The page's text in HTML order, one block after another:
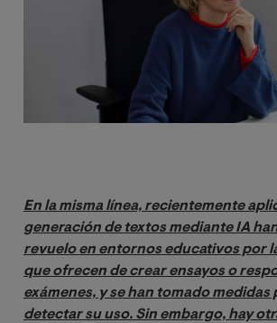
En la misma línea, recientemente
generación de textos mediante IA
revuelo en entornos educativos por
que ofrecen de crear ensayos o
exámenes, y se han tomado
detectar su uso. Sin embargo, hay